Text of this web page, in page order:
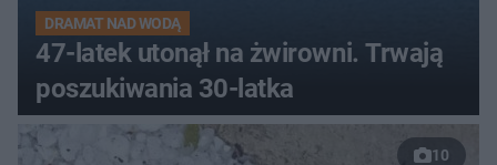
DRAMAT NAD WODĄ
47-latek utonął na żwirowni. Trwają
poszukiwania 30-latka
10